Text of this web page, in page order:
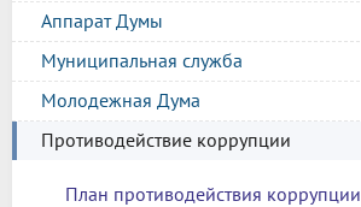
Аппарат Думы
Муниципальная служба
Молодежная Дума
Противодействие коррупции
План противодействия коррупции